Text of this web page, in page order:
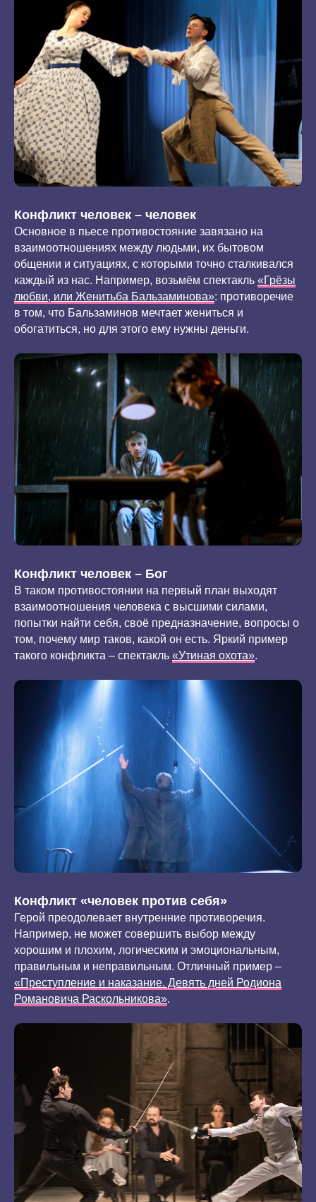
Конфликт человек – человек
Основное в пьесе противостояние завязано на
взаимоотношениях между людьми, их бытовом
общении и ситуациях, с которыми точно сталкивался
каждый из нас. Например, возьмём спектакль «Грёзы
любви, или Женитьба Бальзаминова»: противоречие
в том, что Бальзаминов мечтает жениться и
обогатиться, но для этого ему нужны деньги.
Конфликт человек – Бог
В таком противостоянии на первый план выходят
взаимоотношения человека с высшими силами,
попытки найти себя, своё предназначение, вопросы о
том, почему мир таков, какой он есть. Яркий пример
такого конфликта – спектакль «Утиная охота».
Конфликт «человек против себя»
Герой преодолевает внутренние противоречия.
Например, не может совершить выбор между
хорошим и плохим, логическим и эмоциональным,
правильным и неправильным. Отличный пример –
«Преступление и наказание. Девять дней Родиона
Романовича Раскольникова».